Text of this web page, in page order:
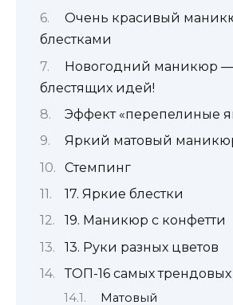
Очень красивый
блестками
Новогодний маникюр
блестящих идей!
Эффект «перепелиные
Яркий матовый
Стемпинг
17. Яркие блестки
19. Маникюр с конфетти
13. Руки разных цветов
ТОП-16 самых
Матовый